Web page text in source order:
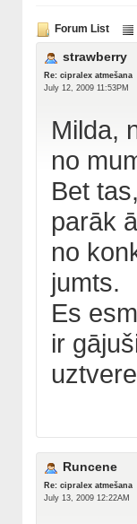
Forum List
strawberry
Re: cipralex atmešana
July 12, 2009 11:53PM
Milda,
no
Bet
parāk
no
jumts.
Es
ir
Runcene
Re: cipralex atmešana
July 13, 2009 12:22AM